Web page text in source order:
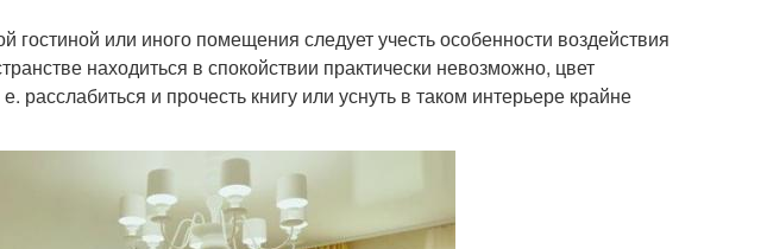
или иного помещения следует учесть особенности воздействия
находиться в спокойствии практически невозможно, цвет
расслабиться и прочесть книгу или уснуть в таком интерьере крайне